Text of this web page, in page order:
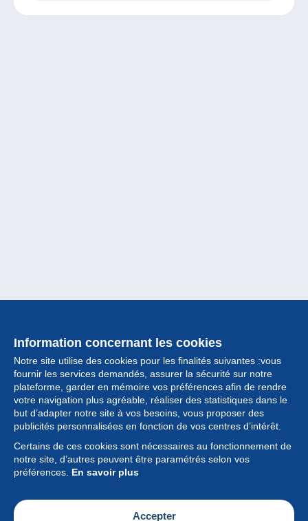
Information concernant les cookies
Notre site utilise des cookies pour les finalités suivantes :vous
fournir les services demandés, assurer la sécurité sur notre
plateforme, garder en mémoire vos préférences afin de rendre
votre navigation plus agréable, réaliser des statistiques dans le
but d’adapter notre site à vos besoins, vous proposer des
publicités personnalisées en fonction de vos centres d’intérêt.
Certains de ces cookies sont nécessaires au fonctionnement de
notre site, d’autres peuvent être paramétrés selon vos
préférences. En savoir plus
Accepter
Collection
Actualités
Fonctionnalités
Société